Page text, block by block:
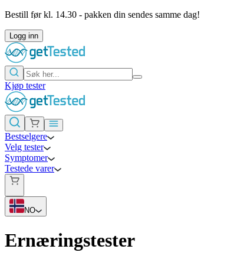
Bestill før kl. 14.30 - pakken din sendes samme dag!
Logg inn
Kjøp tester
Bestselgere
Velg tester
Symptomer
Testede varer
NO
Ernæringstester